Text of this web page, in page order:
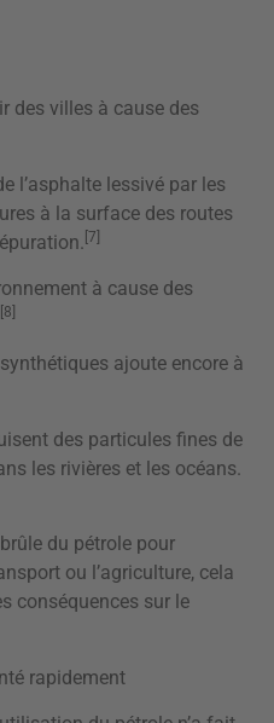
des villes à cause des
l’asphalte lessivé par les
à la surface des routes
[7]
à cause des
[8]
ajoute encore à
des particules fines de
les rivières et les océans.
du pétrole pour
ou l’agriculture, cela
conséquences sur le
rapidement